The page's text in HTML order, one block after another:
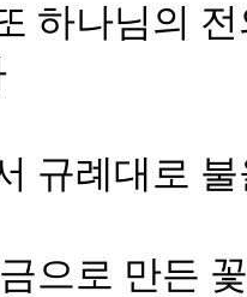
하나님의
규례대로
으로 만든